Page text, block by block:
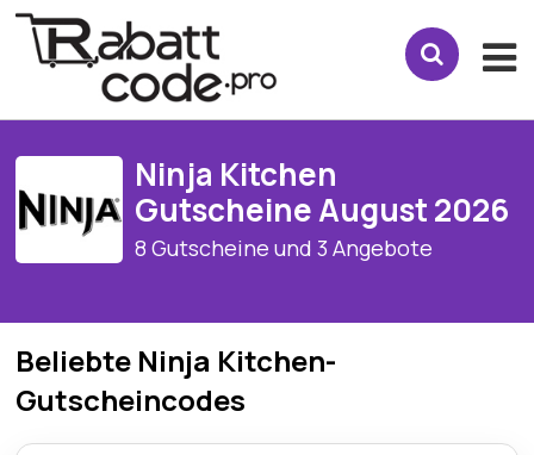
Ninja Kitchen
Gutscheine August 2026
8 Gutscheine und 3 Angebote
Beliebte Ninja Kitchen-
Gutscheincodes